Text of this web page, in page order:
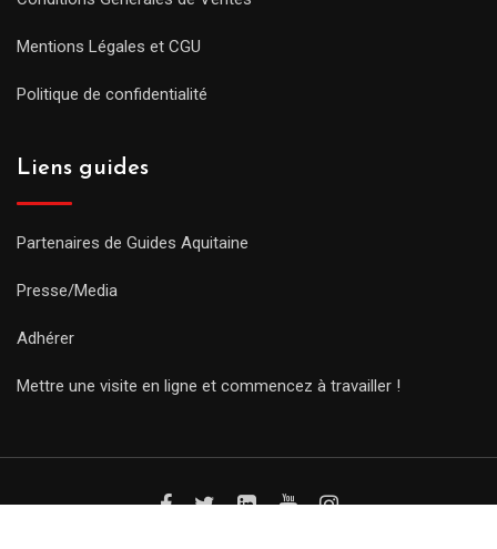
Mentions Légales et CGU
Politique de confidentialité
Liens guides
Partenaires de Guides Aquitaine
Presse/Media
Adhérer
Mettre une visite en ligne et commencez à travailler !